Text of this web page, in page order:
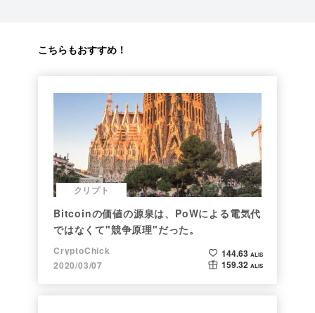
こちらもおすすめ！
クリプト
Bitcoinの価値の源泉は、PoWによる電気代
ではなくて"競争原理"だった。
CryptoChick
2020/03/07
144.63 ALIS
159.32 ALIS